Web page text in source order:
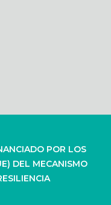
POR LOS
DEL MECANISMO